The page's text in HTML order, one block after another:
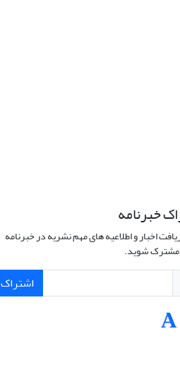
خبرنامه
اخبار و اطلاعیه های مهم نشریه در خبرنامه
شوید.
اشتراک